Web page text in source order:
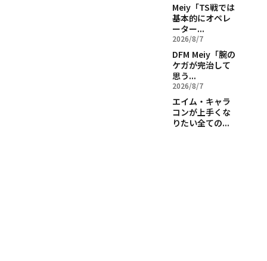
Meiy「TS戦では
基本的にオペレ
ーター...
2026/8/7
DFM Meiy「腕の
ケガが完治して
思う...
2026/8/7
エイム・キャラ
コンが上手くな
りたい全ての...